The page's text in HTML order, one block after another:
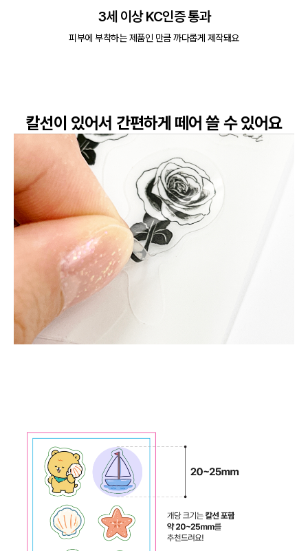
3세 이상 KC인증 통과
피부에 부착하는 제품인 만큼 까다롭게 제작돼요
칼선이 있어서 간편하게 떼어 쓸 수 있어요